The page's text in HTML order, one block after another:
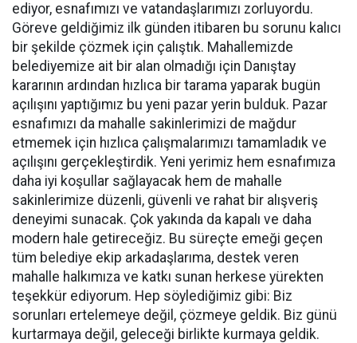
ediyor, esnafımızı ve vatandaşlarımızı zorluyordu.
Göreve geldiğimiz ilk günden itibaren bu sorunu kalıcı
bir şekilde çözmek için çalıştık. Mahallemizde
belediyemize ait bir alan olmadığı için Danıştay
kararının ardından hızlıca bir tarama yaparak bugün
açılışını yaptığımız bu yeni pazar yerin bulduk. Pazar
esnafımızı da mahalle sakinlerimizi de mağdur
etmemek için hızlıca çalışmalarımızı tamamladık ve
açılışını gerçekleştirdik. Yeni yerimiz hem esnafımıza
daha iyi koşullar sağlayacak hem de mahalle
sakinlerimize düzenli, güvenli ve rahat bir alışveriş
deneyimi sunacak. Çok yakında da kapalı ve daha
modern hale getireceğiz. Bu süreçte emeği geçen
tüm belediye ekip arkadaşlarıma, destek veren
mahalle halkımıza ve katkı sunan herkese yürekten
teşekkür ediyorum. Hep söylediğimiz gibi: Biz
sorunları ertelemeye değil, çözmeye geldik. Biz günü
kurtarmaya değil, geleceği birlikte kurmaya geldik.